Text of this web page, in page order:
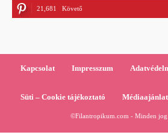
21,681 Követő
Kapcsolat Impresszum
Süti – Cookie tájékoztató Médiaajánlat
©Filantropikum.com - Minden jog